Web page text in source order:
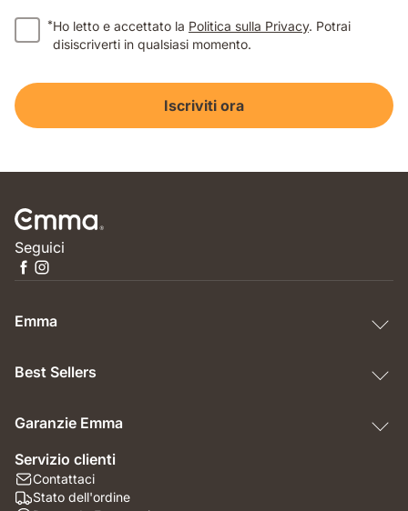
*Ho letto e accettato la Politica sulla Privacy. Potrai
disiscriverti in qualsiasi momento.
Iscriviti ora
Seguici
Emma
Best Sellers
Garanzie Emma
Servizio clienti
Contattaci
Stato dell'ordine